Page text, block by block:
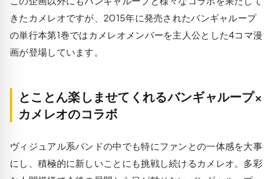
きたカメレオですが、2015年に発売されたバンギャループ
の単行本第1巻ではカメレオメンバーを主人公とした4コマ漫
画が登場しています。
とことん楽しませてくれるバンギャループ×
カメレオのコラボ
ヴィジュアル系バンドの中でも特にファンとの一体感を大事
にし、積極的に新しいことにも挑戦し続けるカメレオ。多彩